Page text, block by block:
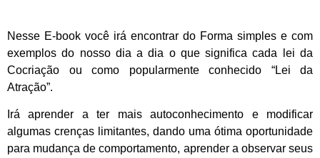
Nesse E-book você irá encontrar do Forma simples e com
exemplos do nosso dia a dia o que significa cada lei da
Cocriação ou como popularmente conhecido “Lei da
Atração”.
Irá aprender a ter mais autoconhecimento e modificar
algumas crenças limitantes, dando uma ótima oportunidade
para mudança de comportamento, aprender a observar seus